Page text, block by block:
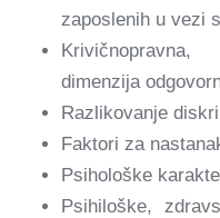
zaposlenih u vezi
dimenzija
Razlikovanje
Faktori za
Psihološke
Psihiloške,